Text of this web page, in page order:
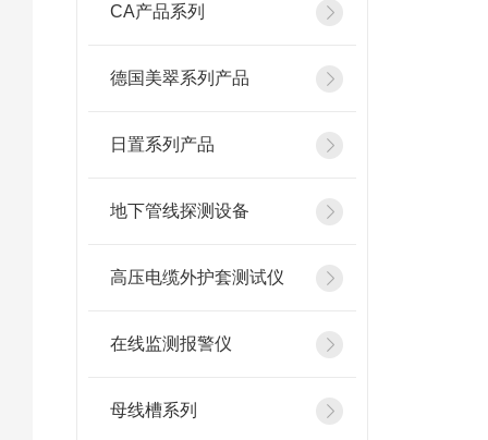
CA产品系列
德国美翠系列产品
日置系列产品
地下管线探测设备
高压电缆外护套测试仪
在线监测报警仪
母线槽系列